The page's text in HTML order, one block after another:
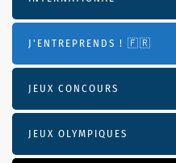
J'ENTREPRENDS ! 🇫🇷
JEUX CONCOURS
JEUX OLYMPIQUES